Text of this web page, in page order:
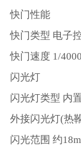
快门性能
快门类型 电子
快门速度 1/
闪光灯
闪光灯类型 内
外接闪光灯(热
闪光范围 约